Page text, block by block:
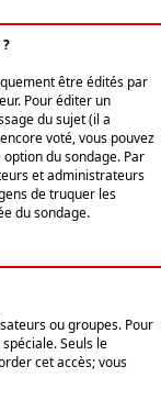
être édités par
Pour éditer un
du sujet (il a
voté, vous pouvez
du sondage. Par
et administrateurs
de truquer les
du sondage.
ou groupes. Pour
Seuls le
cet accès; vous